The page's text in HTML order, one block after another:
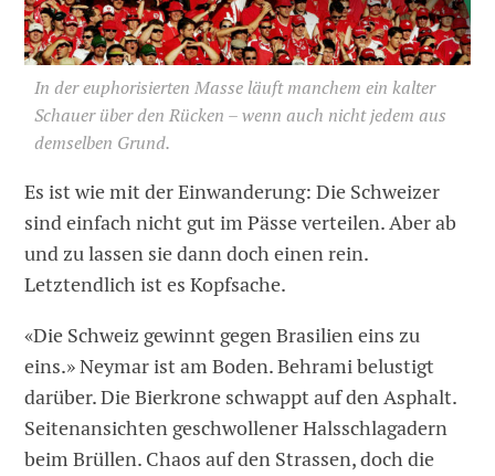
In der euphorisierten Masse läuft manchem ein kalter
Schauer über den Rücken – wenn auch nicht jedem aus
demselben Grund.
Es ist wie mit der Einwanderung: Die Schweizer
sind einfach nicht gut im Pässe verteilen. Aber ab
und zu lassen sie dann doch einen rein.
Letztendlich ist es Kopfsache.
«Die Schweiz gewinnt gegen Brasilien eins zu
eins.» Neymar ist am Boden. Behrami belustigt
darüber. Die Bierkrone schwappt auf den Asphalt.
Seitenansichten geschwollener Halsschlagadern
beim Brüllen. Chaos auf den Strassen, doch die